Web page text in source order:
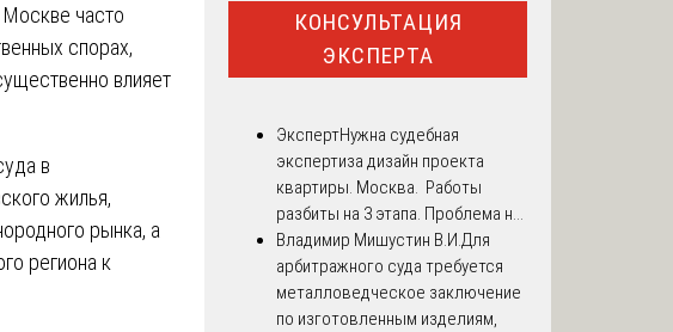
часто
спорах,
влияет
в
жилья,
рынка, а
региона к
КОНСУЛЬТАЦИЯ
ЭКСПЕРТА
ЭкспертНужна судебная
экспертиза дизайн проекта
квартиры. Москва. Работы
разбиты на 3 этапа. Проблема н...
Владимир Мишустин В.И.Для
арбитражного суда требуется
металловедческое заключение
по изготовленным изделиям,